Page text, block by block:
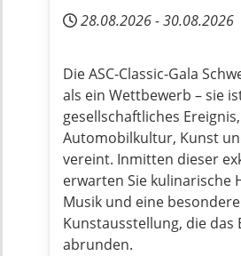
28.08.2026-30.08.2026
Die ASC-Classic-Gala
als ein Wettbewerb – sie
gesellschaftliches
Automobilkultur, Kunst
vereint. Inmitten dieser
erwarten Sie kulinarische
Musik und eine besondere
Kunstausstellung, die das
abrunden.